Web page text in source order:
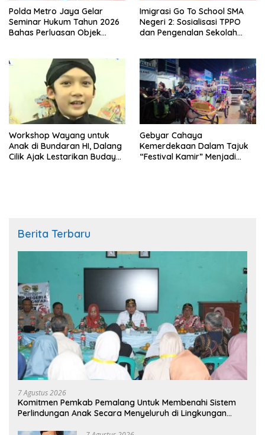
Polda Metro Jaya Gelar
Seminar Hukum Tahun 2026
Bahas Perluasan Objek
Imigrasi Go To School SMA
Negeri 2: Sosialisasi TPPO
dan Pengenalan Sekolah
Workshop Wayang untuk
Anak di Bundaran HI, Dalang
Cilik Ajak Lestarikan Budaya
Gebyar Cahaya
Kemerdekaan Dalam Tajuk
“Festival Kamir” Menjadi
Berita Terbaru
7 Agustus 2026
Komitmen Pemkab Pemalang Untuk Membenahi Sistem
Perlindungan Anak Secara Menyeluruh di Lingkungan